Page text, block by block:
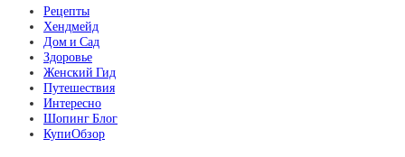
Рецепты
Хендмейд
Дом и Сад
Здоровье
Женский Гид
Путешествия
Интересно
Шопинг Блог
КупиОбзор